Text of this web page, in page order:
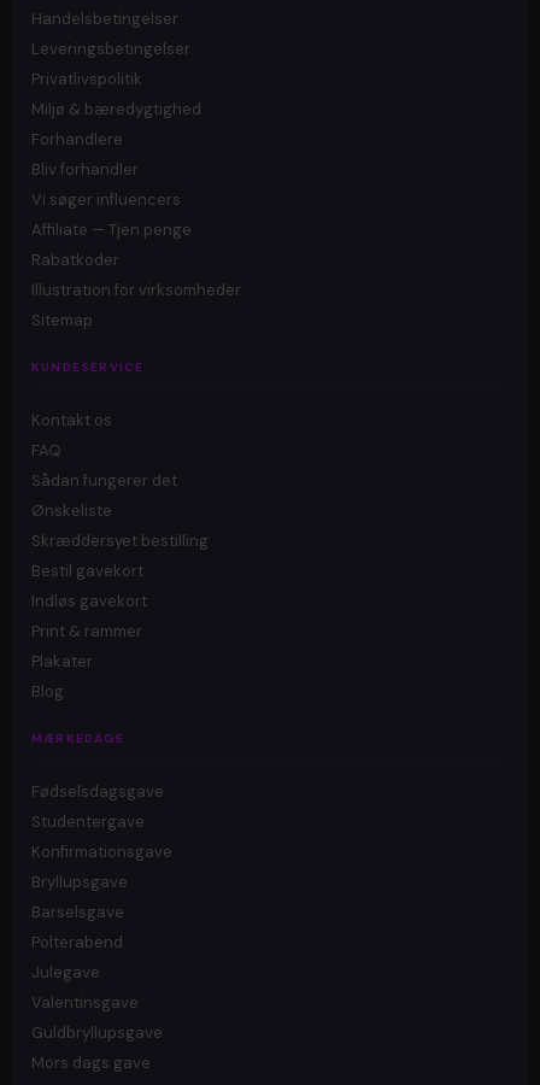
Handelsbetingelser
Leveringsbetingelser
Privatlivspolitik
Miljø & bæredygtighed
Forhandlere
Bliv forhandler
Vi søger influencers
Affiliate — Tjen penge
Rabatkoder
Illustration for virksomheder
Sitemap
KUNDESERVICE
Kontakt os
FAQ
Sådan fungerer det
Ønskeliste
Skræddersyet bestilling
Bestil gavekort
Indløs gavekort
Print & rammer
Plakater
Blog
MÆRKEDAGE
Fødselsdagsgave
Studentergave
Konfirmationsgave
Bryllupsgave
Barselsgave
Polterabend
Julegave
Valentinsgave
Guldbryllupsgave
Mors dags gave